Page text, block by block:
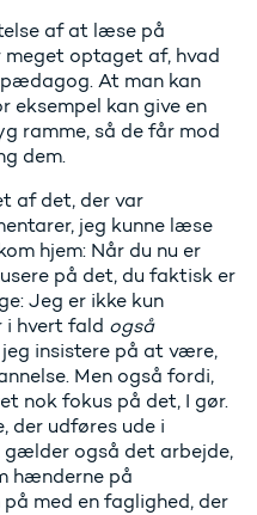
af at læse på
meget optaget af, hvad
At man kan
eksempel kan give en
ramme, så de får mod
dem.
af det, der var
jeg kunne læse
hjem: Når du nu er
på det, du faktisk er
Jeg er ikke kun
i hvert fald også
insistere på at være,
Men også fordi,
nok fokus på det, I gør.
der udføres ude i
også det arbejde,
hænderne på
med en faglighed, der